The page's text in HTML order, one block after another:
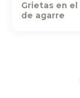
Grietas en
de agarre